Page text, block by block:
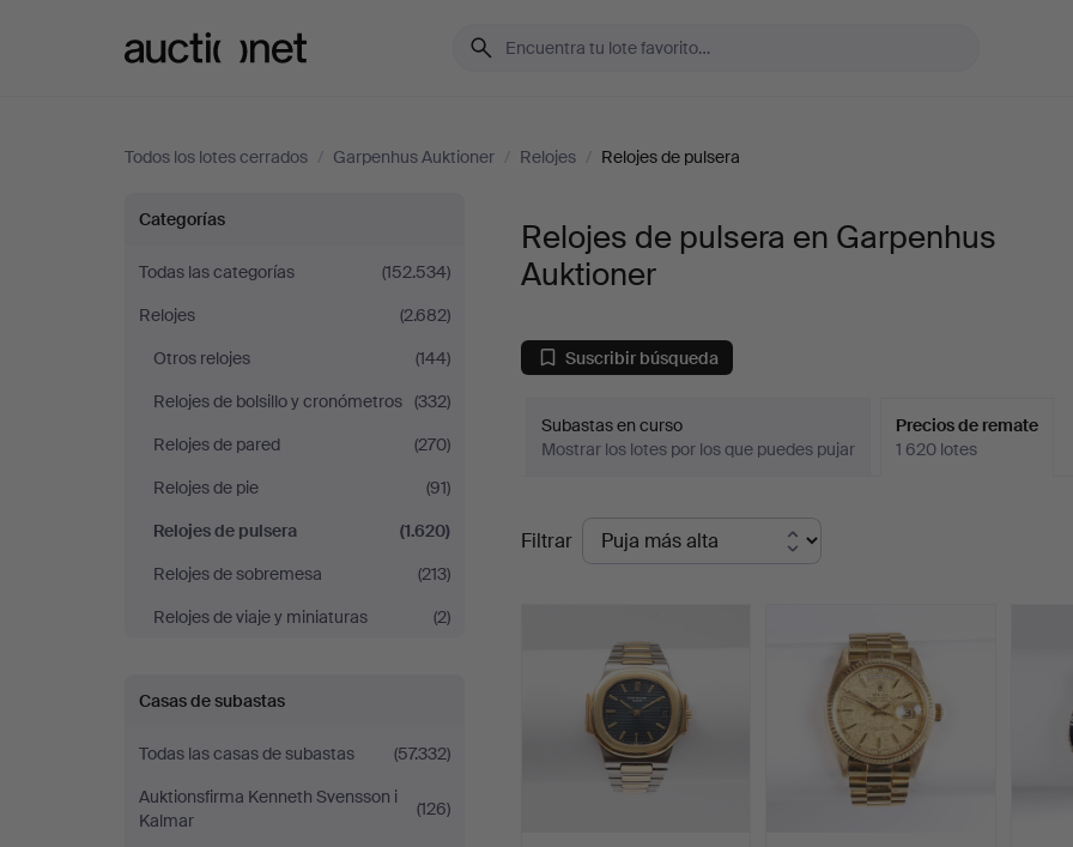
Todos los lotes cerrados / Garpenhus Auktioner / Relojes / Relojes de pulsera
Relojes
de
pulsera
en
Garpenhus
Auktioner
Categorías
Todas las categorías
(152.534)
Relojes
(2.682)
Otros relojes
(144)
Relojes de bolsillo y cronómetros (332)
Relojes de pared
(270)
Relojes de pie
(91)
Relojes de pulsera
(1.620)
Relojes de sobremesa
(213)
Relojes de viaje y miniaturas
(2)
Casas de subastas
Todas las casas de subastas
(57.332)
Auktionsfirma Kenneth Svensson i
Kalmar
(126)
Relojes de pulsera en Garpenhus
Auktioner
Suscribir búsqueda
Subastas en curso
Mostrar los lotes por los que puedes pujar
Precios de remate
1 620 lotes
Precios
de
Filtrar